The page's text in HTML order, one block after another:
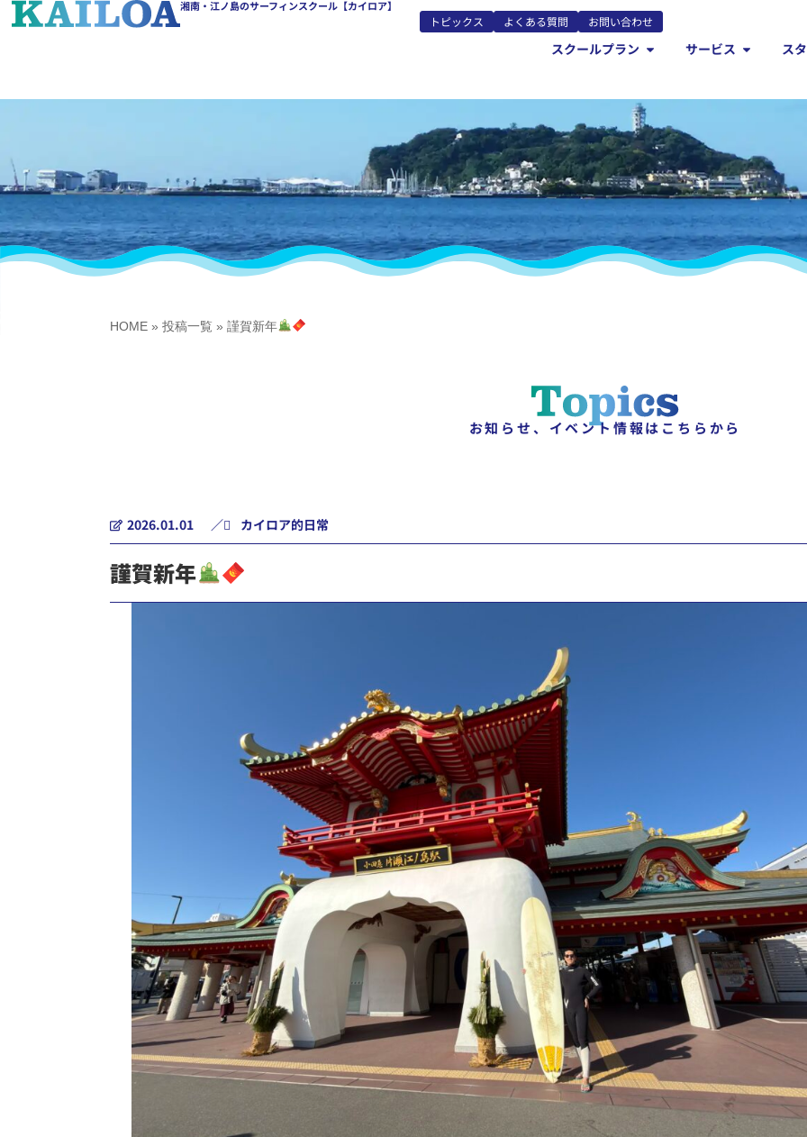
湘南・江ノ島のサーフィンスクール【カイロア】
トピックス よくある質問 お問い合わせ
スクールプラン サービス ス
HOME » 投稿一覧 » 謹賀新年
お知らせ、イベント情報はこちらから
2026.01.01 ／ カイロア的日常
謹賀新年